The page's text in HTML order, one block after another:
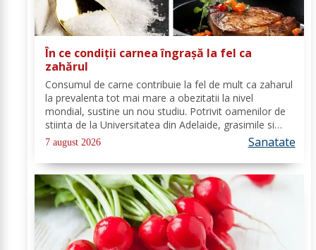
În ce condiții carnea îngrașă la fel ca
zahărul
Consumul de carne contribuie la fel de mult ca zaharul
la prevalenta tot mai mare a obezitatii la nivel
mondial, sustine un nou studiu. Potrivit oamenilor de
stiinta de la Universitatea din Adelaide, grasimile si
carbohidratii ne pot oferi suficienta energie pentru a
satisface cererile...
7 august 2026 Sanatate